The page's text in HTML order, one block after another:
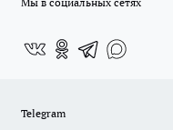
Telegram